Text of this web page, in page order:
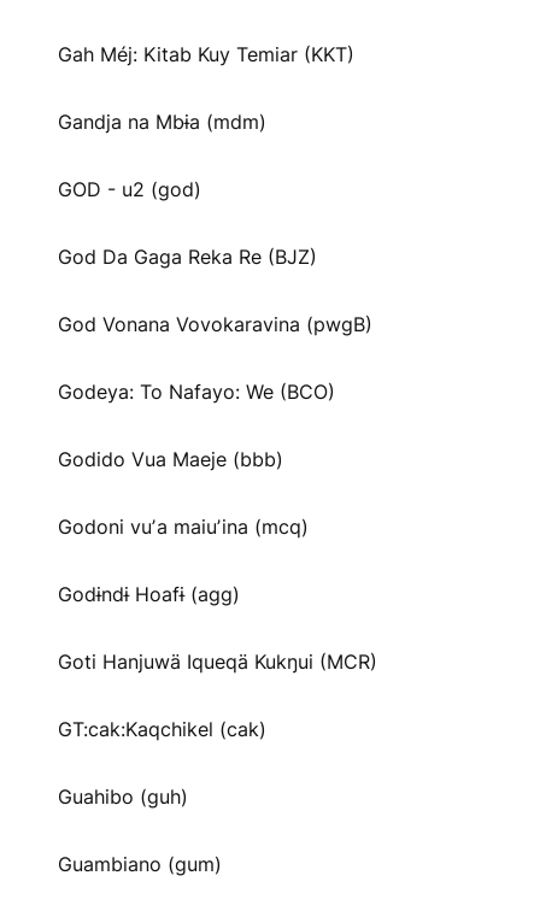
Gah Méj: Kitab Kuy Temiar (KKT)
Gandja na Mbɨa (mdm)
GOD - u2 (god)
God Da Gaga Reka Re (BJZ)
God Vonana Vovokaravina (pwgB)
Godeya: To Nafayo: We (BCO)
Godido Vua Maeje (bbb)
Godoni vuʼa maiuʼina (mcq)
Godɨndɨ Hoafɨ (agg)
Goti Hanjuwä Iqueqä Kukŋui (MCR)
GT:cak:Kaqchikel (cak)
Guahibo (guh)
Guambiano (gum)